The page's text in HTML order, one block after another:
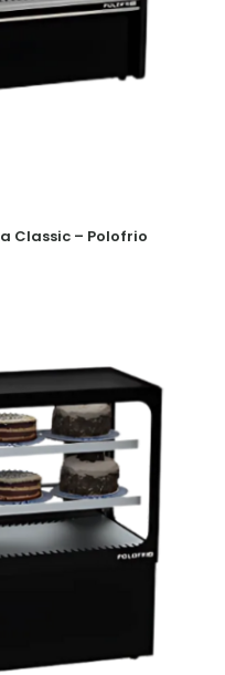
Classic – Polofrio